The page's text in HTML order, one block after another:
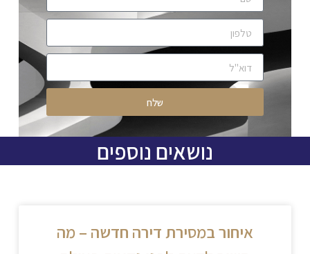
שלח
נושאים נוספים
איחור במסירת דירה חדשה – מה